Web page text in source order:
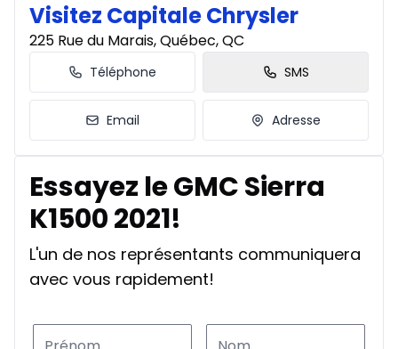
Visitez Capitale Chrysler
225 Rue du Marais, Québec, QC
Téléphone SMS
Email Adresse
Essayez le GMC Sierra
K1500 2021!
L'un de nos représentants communiquera
avec vous rapidement!